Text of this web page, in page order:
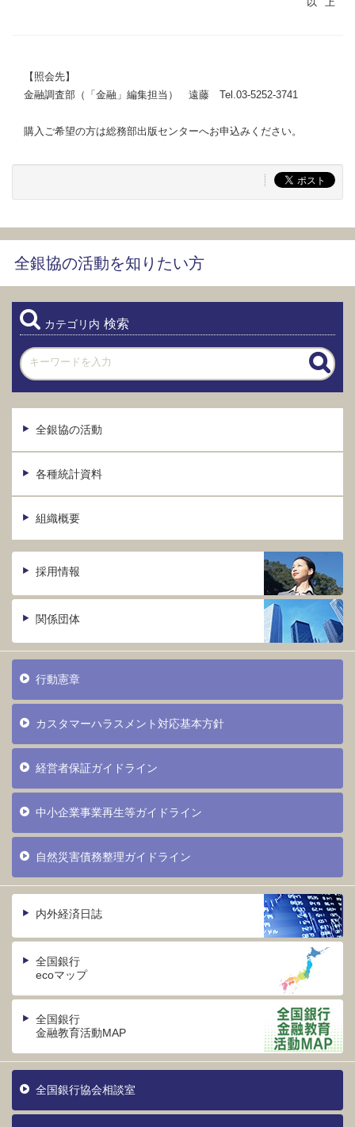
【照会先】
金融調査部（「金融」編集担当） 遠藤 Tel.03-5252-3741
購入ご希望の方は総務部出版センターへお申込みください。
全銀協の活動を知りたい方
カテゴリ内 検索
全銀協の活動
各種統計資料
組織概要
採用情報
関係団体
行動憲章
カスタマーハラスメント対応基本方針
経営者保証ガイドライン
中小企業事業再生等ガイドライン
自然災害債務整理ガイドライン
内外経済日誌
全国銀行
ecoマップ
全国銀行
金融教育活動MAP
全国銀行協会相談室